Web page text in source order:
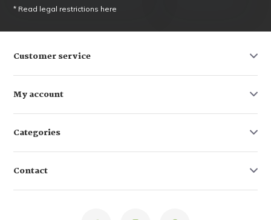
* Read legal restrictions here
Customer service
My account
Categories
Contact